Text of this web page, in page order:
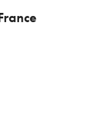
de recevoir des